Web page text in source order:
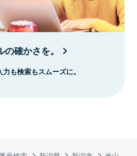
確かさを。
も検索もスムーズに。